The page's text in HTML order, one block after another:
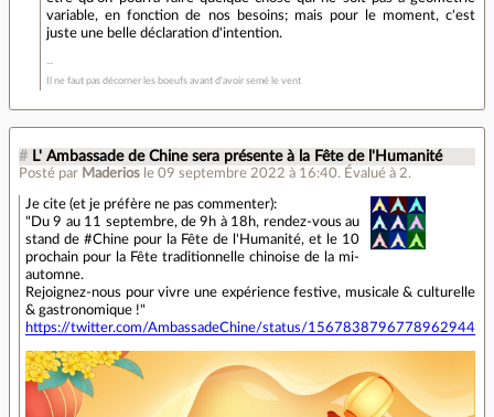
variable, en fonction de nos besoins; mais pour le moment, c'est
juste une belle déclaration d'intention.
Il ne faut pas décorner les boeufs avant d'avoir semé le vent
# L' Ambassade de Chine sera présente à la Fête de l'Humanité
Posté par Maderios le 09 septembre 2022 à 16:40. Évalué à 2.
Je cite (et je préfère ne pas commenter):
"Du 9 au 11 septembre, de 9h à 18h, rendez-vous au
stand de #Chine pour la Fête de l'Humanité, et le 10
prochain pour la Fête traditionnelle chinoise de la mi-
automne.
Rejoignez-nous pour vivre une expérience festive, musicale & culturelle
& gastronomique !"
https://twitter.com/AmbassadeChine/status/1567838796778962944